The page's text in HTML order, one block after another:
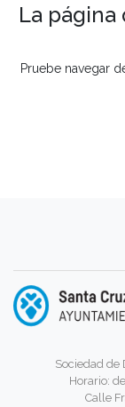
La
Pruebe navegar
Sociedad de
Horario:
Calle